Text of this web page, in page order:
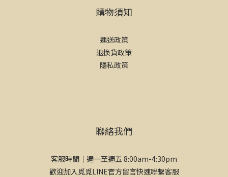
購物須知
運送政策
退換貨政策
隱私政策
聯絡我們
客服時間｜週一至週五 8:00am-4:30pm
歡迎加入覓覓LINE官方留言快速聯繫客服